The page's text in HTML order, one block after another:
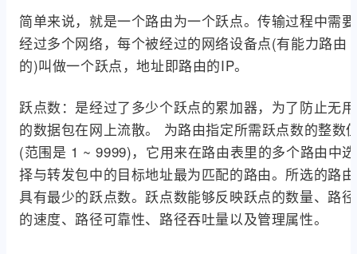
简单来说，就是一个路由为一个跃点。传输过程中需要
经过多个网络，每个被经过的网络设备点(有能力路由
的)叫做一个跃点，地址即路由的IP。
跃点数：是经过了多少个跃点的累加器，为了防止无用
的数据包在网上流散。 为路由指定所需跃点数的整数
(范围是 1 ~ 9999)，它用来在路由表里的多个路由中选
择与转发包中的目标地址最为匹配的路由。所选的路由
具有最少的跃点数。跃点数能够反映跃点的数量、路径
的速度、路径可靠性、路径吞吐量以及管理属性。